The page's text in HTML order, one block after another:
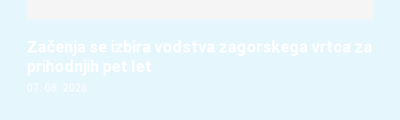
Začenja se izbira vodstva zagorskega vrtca za
prihodnjih pet let
07. 08. 2026